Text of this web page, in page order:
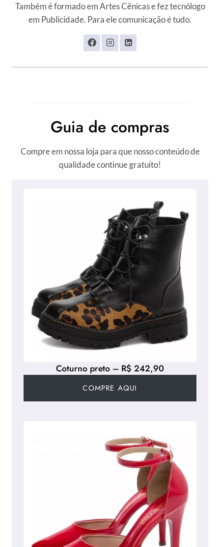
Também é formado em Artes Cênicas e fez tecnólogo
em Publicidade. Para ele comunicação é tudo.
Guia de compras
Compre em nossa loja para que nosso conteúdo de
qualidade continue gratuito!
Coturno preto – R$ 242,90
COMPRE AQUI